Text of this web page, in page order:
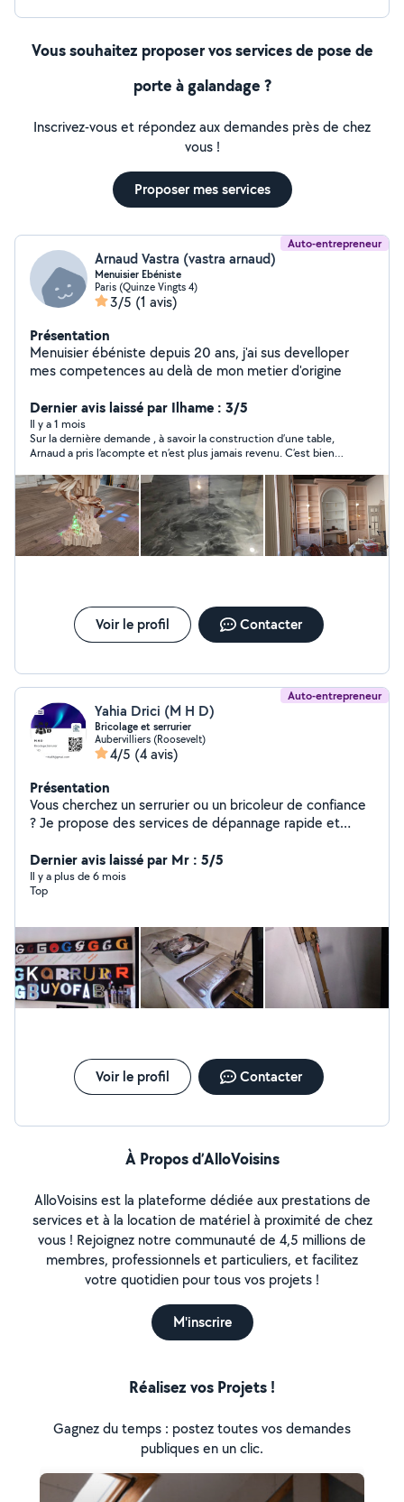
Vous souhaitez proposer vos services de pose de
porte à galandage ?
Inscrivez-vous et répondez aux demandes près de chez
vous !
Proposer mes services
Auto-entrepreneur
Arnaud Vastra (vastra arnaud)
Menuisier Ebéniste
Paris (Quinze Vingts 4)
3/5 (1 avis)
Présentation
Menuisier ébéniste depuis 20 ans, j'ai sus develloper
mes competences au delà de mon metier d'origine
Dernier avis laissé par Ilhame : 3/5
Il y a 1 mois
Sur la dernière demande , à savoir la construction d’une table,
Arnaud a pris l’acompte et n’est plus jamais revenu. C’est bien
entièrement un piano. Tout cela avec un travail de qualité. Par
contre en terme de ponctualité, on ne peut pas compter sur
lui. Il vient quand il veut et cela peut engendrer des problèmes
dans la vie professionnelle
Voir le profil Contacter
Auto-entrepreneur
Yahia Drici (M H D)
Bricolage et serrurier
Aubervilliers (Roosevelt)
4/5 (4 avis)
Présentation
Vous cherchez un serrurier ou un bricoleur de confiance
? Je propose des services de dépannage rapide et
dépannages et projets de bricolage ! »
Dernier avis laissé par Mr : 5/5
Il y a plus de 6 mois
Top
Voir le profil Contacter
À Propos d’AlloVoisins
AlloVoisins est la plateforme dédiée aux prestations de
services et à la location de matériel à proximité de chez
vous ! Rejoignez notre communauté de 4,5 millions de
membres, professionnels et particuliers, et facilitez
votre quotidien pour tous vos projets !
M'inscrire
Réalisez vos Projets !
Gagnez du temps : postez toutes vos demandes
publiques en un clic.